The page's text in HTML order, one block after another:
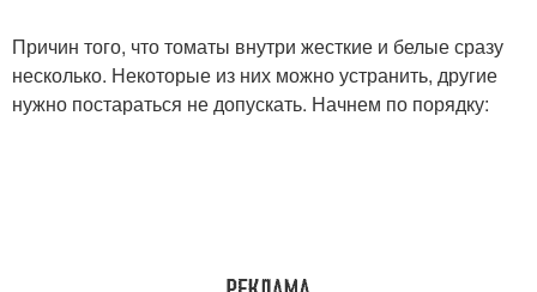
Причин того, что томаты внутри жесткие и белые сразу
несколько. Некоторые из них можно устранить, другие
нужно постараться не допускать. Начнем по порядку: